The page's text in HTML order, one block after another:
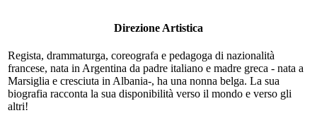
Direzione Artistica
Regista, drammaturga, coreografa e pedagoga ​di ​nazionalità ​
francese, ​nata ​in ​Argentina ​da padre ​italiano ​e ​madre ​greca ​- ​nata ​a ​
Marsiglia ​e ​cresciuta ​in ​Albania-, ​ha ​una ​nonna ​belga. La sua ​
biografia racconta la sua ​disponibilità ​verso ​il ​mondo ​e ​verso ​gli ​
altri!